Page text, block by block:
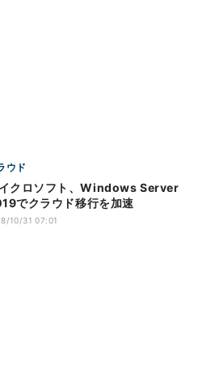
ウド
クロソフト、Windows Server
でクラウド移行を加速
10/31 07:01